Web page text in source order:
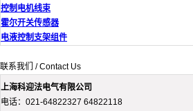
控制电机线束
霍尔开关传感器
电液控制支架组件
联系我们 / Contact Us
上海科迎法电气有限公司
电话：021-64822327 64822118